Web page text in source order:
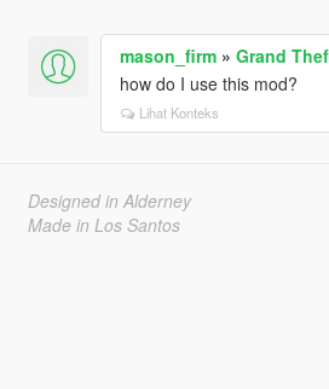
mason_firm» Grand
how do I use this mod?
Lihat Konteks
Designed in Alderney
Made in Los Santos